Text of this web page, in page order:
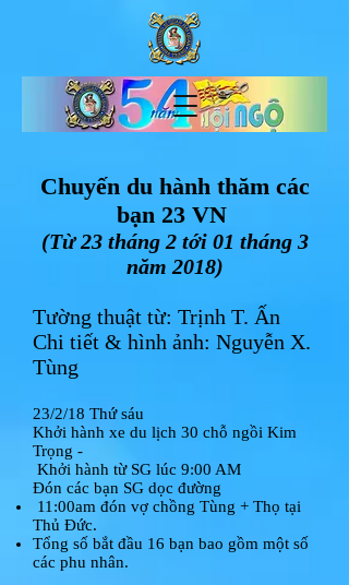
Chuyến du hành thăm các
bạn 23 VN
(Từ 23 tháng 2 tới 01 tháng 3
năm 2018)
Tường thuật từ: Trịnh T. Ấn
Chi tiết & hình ảnh: Nguyễn X.
Tùng
23/2/18 Thứ sáu
Khởi hành xe du lịch 30 chỗ ngồi Kim
Trọng -
Khởi hành từ SG lúc 9:00 AM
Đón các bạn SG dọc đường
11:00am đón vợ chồng Tùng + Thọ tại
Thủ Đức.
Tổng số bắt đầu 16 bạn bao gồm một số
các phu nhân.